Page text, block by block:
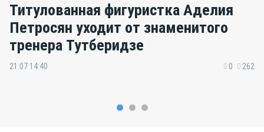
Титулованная фигуристка Аделия
Петросян уходит от знаменитого
тренера Тутберидзе
21.07 14:40 0 262